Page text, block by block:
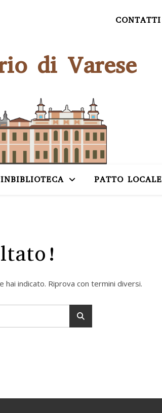
CONTATTI
di Varese
PATTO LOCALE
hai indicato. Riprova con termini diversi.